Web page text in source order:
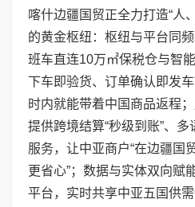
喀什边疆国贸正全力打造“人
的黄金枢纽：枢纽与平台同
班车直连10万㎡保税仓与智
下车即验货、订单确认即发
时内就能带着中国商品返程
提供跨境结算“秒级到账”、多
服务，让中亚商户“在边疆国
更省心”；数据与实体双向赋
平台，实时共享中亚五国供